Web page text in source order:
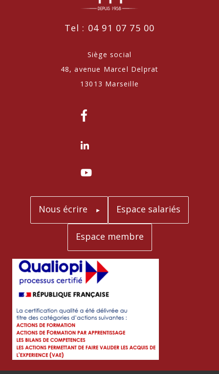
Tel : 04 91 07 75 00
Siège social
48, avenue Marcel Delprat
13013 Marseille
Nous écrire Espace salariés
Espace membre